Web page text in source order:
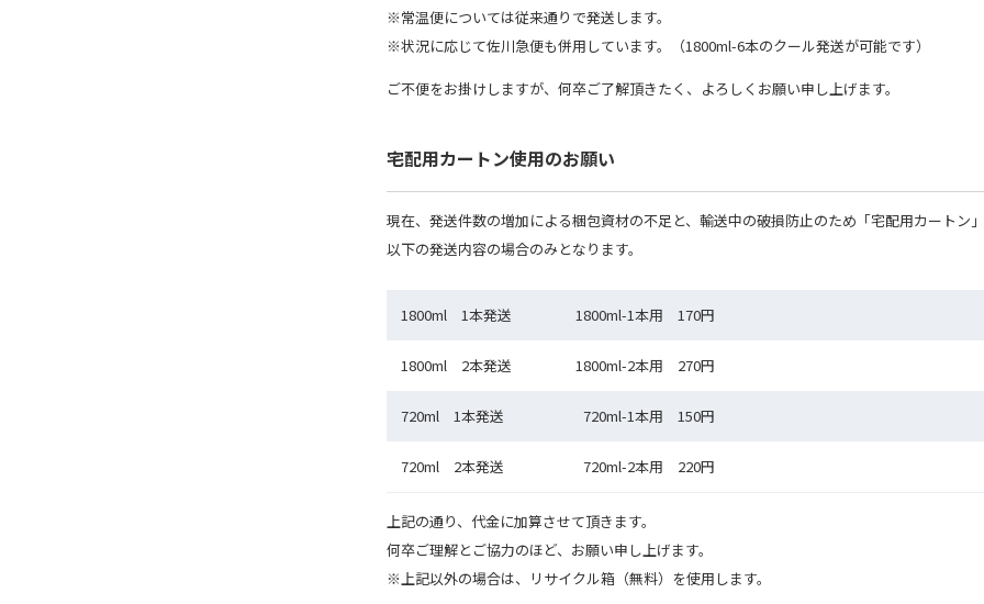
※常温便については従来通りで発送します。
※状況に応じて佐川急便も併用しています。（1800ml-6本のクール発送が可能です）
ご不便をお掛けしますが、何卒ご了解頂きたく、よろしくお願い申し上げます。
宅配用カートン使用のお願い
現在、発送件数の増加による梱包資材の不足と、輸送中の破損防止のため「宅配用カートン
以下の発送内容の場合のみとなります。
1800ml 1本発送 1800ml-1本用 170円
1800ml 2本発送 1800ml-2本用 270円
720ml 1本発送 720ml-1本用 150円
720ml 2本発送 720ml-2本用 220円
上記の通り、代金に加算させて頂きます。
何卒ご理解とご協力のほど、お願い申し上げます。
※上記以外の場合は、リサイクル箱（無料）を使用します。